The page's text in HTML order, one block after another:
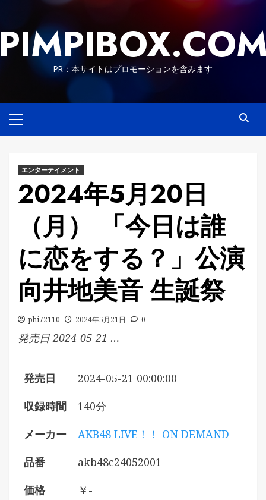
content
PR：本サイトはプロモーションを含みます
Menu
エンターテイメント
2024年5月20日
（月） 「今日は誰
に恋をする？」公演
向井地美音 生誕祭
phi72110 2024年5月21日 0
発売日 2024-05-21 …
発売日
2024-05-21 00:00:00
収録時間
140分
メーカー
AKB48 LIVE！！ ON DEMAND
品番
akb48c24052001
価格
￥-